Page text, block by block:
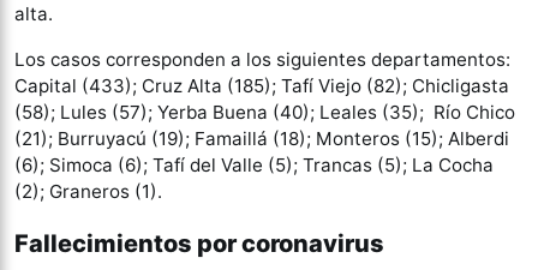
alta.
Los casos corresponden a los siguientes departamentos:
Capital (433); Cruz Alta (185); Tafí Viejo (82); Chicligasta
(58); Lules (57); Yerba Buena (40); Leales (35); Río Chico
(21); Burruyacú (19); Famaillá (18); Monteros (15); Alberdi
(6); Simoca (6); Tafí del Valle (5); Trancas (5); La Cocha
(2); Graneros (1).
Fallecimientos por coronavirus